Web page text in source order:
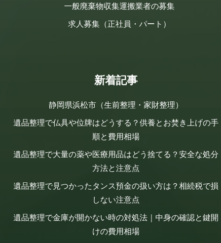
一般廃棄物収集運搬業者の募集
求人募集（正社員・パート）
新着記事
静岡県浜松市（生前整理・家財整理）
遺品整理で仏具や位牌はどうする？供養とお焚き上げの手
順と費用相場
遺品整理で大量の薬や医療用品はどう捨てる？安全な処分
方法と注意点
遺品整理で見つかったタンス預金の扱い方は？相続税で損
しない注意点
遺品整理で金庫が開かない時の対処法｜中身の確認と鍵開
けの費用相場